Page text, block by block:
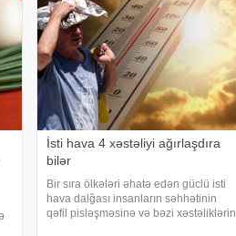
İsti hava 4 xəstəliyi ağırlaşdıra
bilər
Bir sıra ölkələri əhatə edən güclü isti
hava dalğası insanların səhhətinin
qəfil pisləşməsinə və bəzi xəstəliklərin